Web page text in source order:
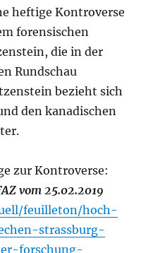
heftige Kontroverse
forensischen
die in der
Rundschau
bezieht sich
den kanadischen
zur Kontroverse:
vom 25.02.2019
feuilleton/hoch-
strassburg-
forschung-